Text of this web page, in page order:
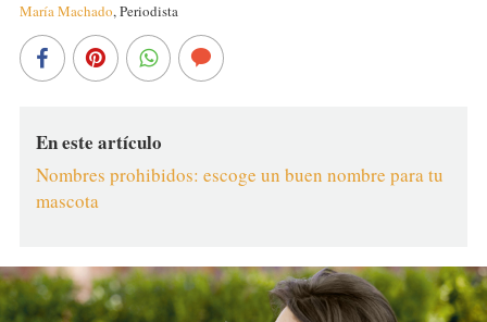
María Machado,Periodista
En este artículo
Nombres prohibidos: escoge un buen nombre para tu
mascota